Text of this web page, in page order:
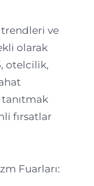
ve
olarak
otelcilik,
fırsatlar
Fuarları: